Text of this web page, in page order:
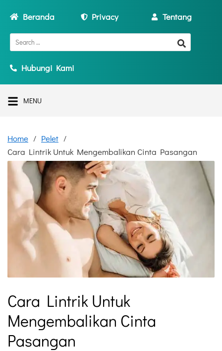
Beranda Privacy Tentang
Hubungi Kami
MENU
Home
Pelet
Cara Lintrik Untuk Mengembalikan Cinta Pasangan
Cara Lintrik Untuk
Mengembalikan Cinta
Pasangan